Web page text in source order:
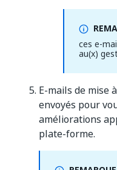
ces e-
au(x)
E-mails de mise
envoyés pour
améliorations
plate-forme.